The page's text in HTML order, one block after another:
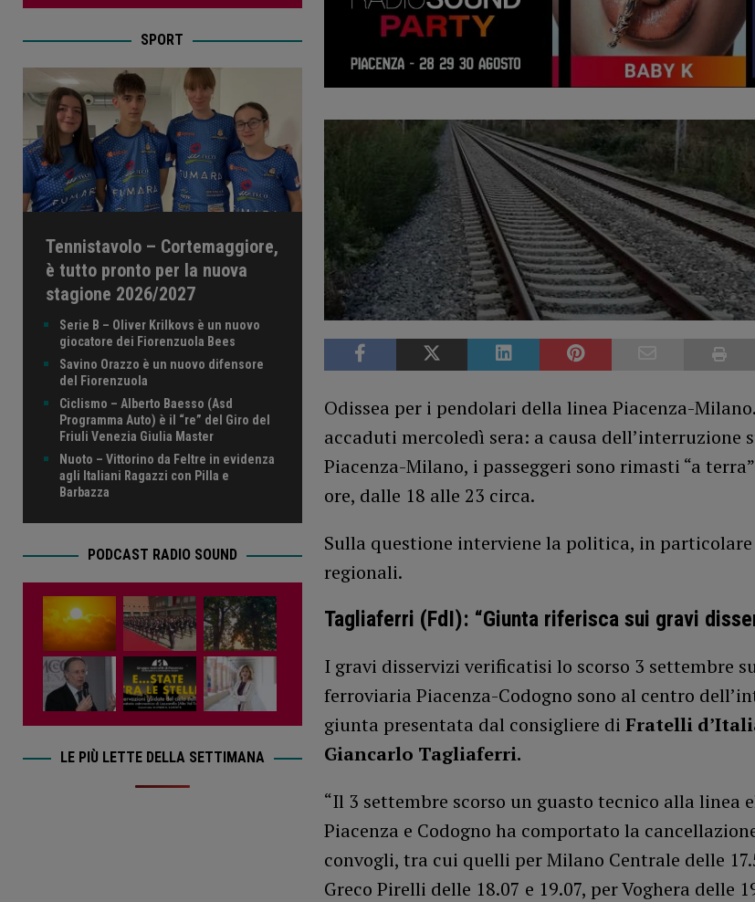
Odissea per i pendolari della linea Piacenza-
accaduti mercoledì sera: a causa dell’interruzione
Piacenza-Milano, i passeggeri sono rimasti “a
ore, dalle 18 alle 23 circa.
Sulla questione interviene la politica, in
regionali.
Tagliaferri (FdI): “Giunta riferisca sui gravi
I gravi disservizi verificatisi lo scorso 3 settembre
ferroviaria Piacenza-Codogno sono al centro
giunta presentata dal consigliere di Fratelli
Giancarlo Tagliaferri.
“Il 3 settembre scorso un guasto tecnico alla linea
Piacenza e Codogno ha comportato la
convogli, tra cui quelli per Milano Centrale delle
Greco Pirelli delle 18.07 e 19.07, per Voghera delle
SPORT
Tennistavolo – Cortemaggiore,
è tutto pronto per la nuova
stagione 2026/2027
Serie B – Oliver Krilkovs è un nuovo
giocatore dei Fiorenzuola Bees
Savino Orazzo è un nuovo difensore
del Fiorenzuola
Ciclismo – Alberto Baesso (Asd
Programma Auto) è il “re” del Giro del
Friuli Venezia Giulia Master
Nuoto – Vittorino da Feltre in evidenza
agli Italiani Ragazzi con Pilla e
Barbazza
PODCAST RADIO SOUND
LE PIÙ LETTE DELLA SETTIMANA